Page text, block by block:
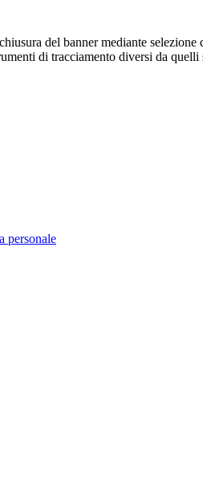
del banner mediante
di tracciamento diversi da quelli
personale